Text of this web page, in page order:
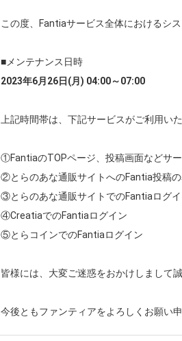
この度、Fantiaサービス全体におけるシ
■メンテナンス日時
2023年6月26日(月) 04:00～07:00
上記時間帯は、下記サービスがご利用い
①FantiaのTOPページ、投稿画面などサ
②とらのあな通販サイトへのFantia投稿
③とらのあな通販サイトでのFantiaログ
④CreatiaでのFantiaログイン
⑤とらコインでのFantiaログイン
皆様には、大変ご迷惑をおかけしまして
今後ともファンティアをよろしくお願い申